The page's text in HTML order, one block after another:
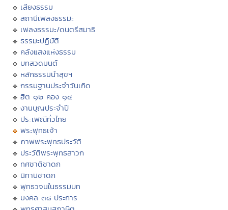
เสียงธรรม
สถานีเพลงธรรมะ
เพลงธรรมะ/ดนตรีสมาธิ
ธรรมะปฏิบัติ
คลังแสงแห่งธรรม
บทสวดมนต์
หลักธรรมนำสุขฯ
กรรมฐานประจำวันเกิด
ฮีต ๑๒ คอง ๑๔
งานบุญประจำปี
ประเพณีทั่วไทย
พระพุทธเจ้า
ภาพพระพุทธประวัติ
ประวัติพระพุทธสาวก
ทศชาติชาดก
นิทานชาดก
พุทธวจนในธรรมบท
มงคล ๓๘ ประการ